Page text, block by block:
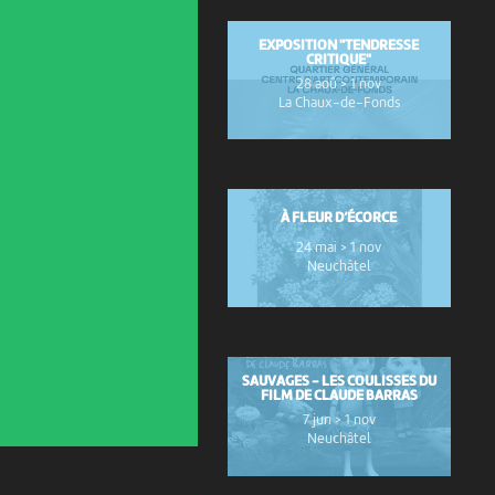
EXPOSITION "TENDRESSE
CRITIQUE"
28 aoû > 1 nov
La Chaux-de-Fonds
À FLEUR D’ÉCORCE
24 mai > 1 nov
Neuchâtel
SAUVAGES - LES COULISSES DU
FILM DE CLAUDE BARRAS
7 jun > 1 nov
Neuchâtel